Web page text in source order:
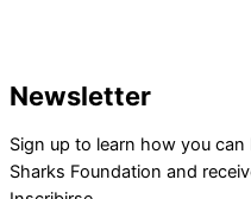
Newsletter
Sign up to learn how you
Sharks Foundation and